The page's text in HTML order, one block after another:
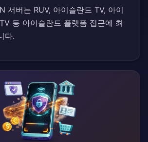
서버는 RUV, 아이슬란드 TV, 아이
등 아이슬란드 플랫폼 접근에 최
다.